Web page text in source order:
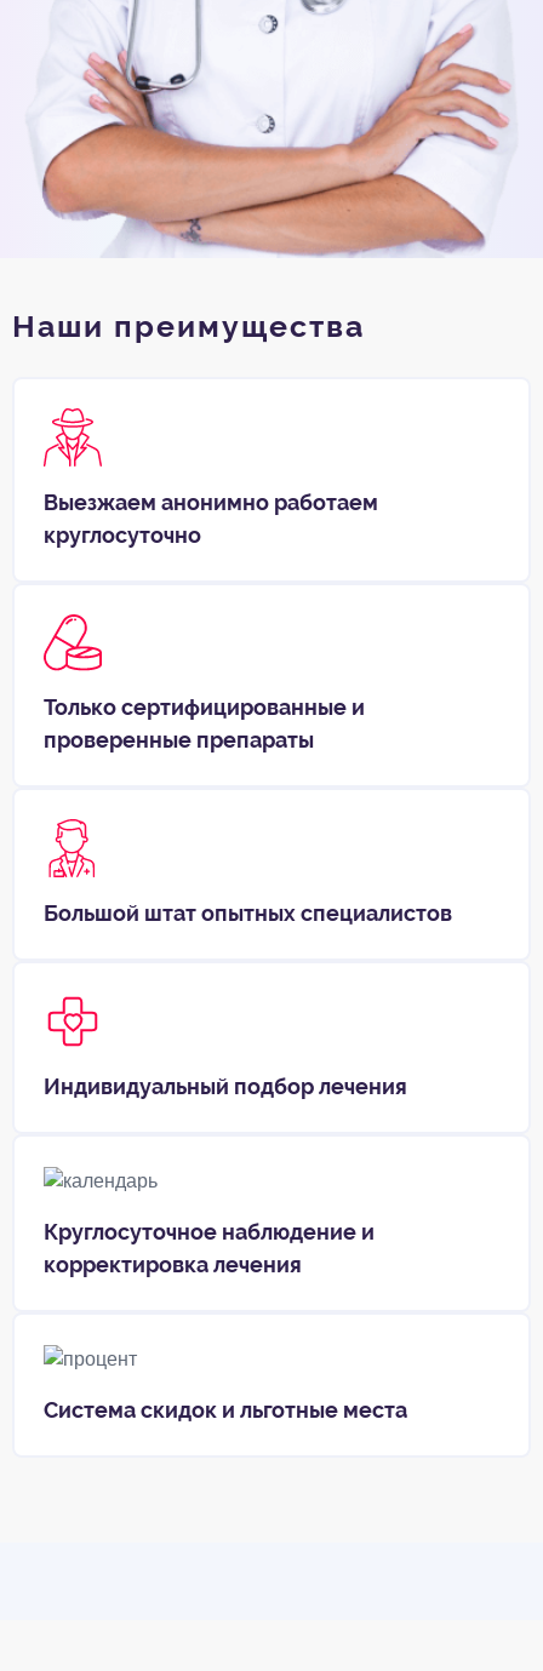
Наши преимущества
Выезжаем анонимно работаем
круглосуточно
Только сертифицированные и
проверенные препараты
Большой штат опытных специалистов
Индивидуальный подбор лечения
Круглосуточное наблюдение и
корректировка лечения
Система скидок и льготные места